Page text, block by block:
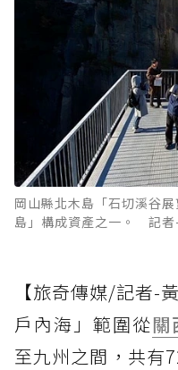
岡山縣北木島「石切溪谷
島」構成資產之一。 記者
【旅奇傳媒/記者-
戶內海」範圍從關
至九州之間，共有